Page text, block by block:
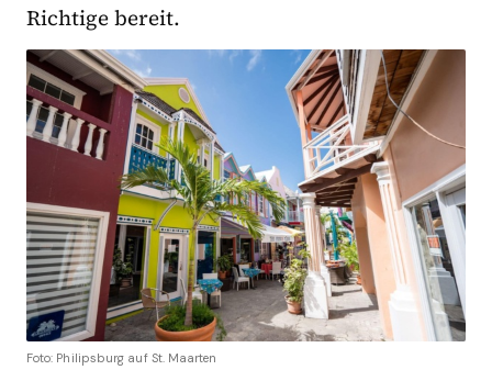
Richtige bereit.
Foto: Philipsburg auf St. Maarten